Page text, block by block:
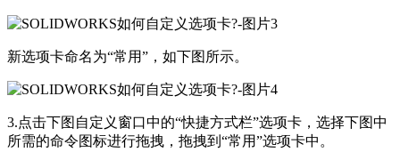
新选项卡命名为“常用”，如下图所示。
3.点击下图自定义窗口中的“快捷方式栏”选项卡，选择下图中
所需的命令图标进行拖拽，拖拽到“常用”选项卡中。